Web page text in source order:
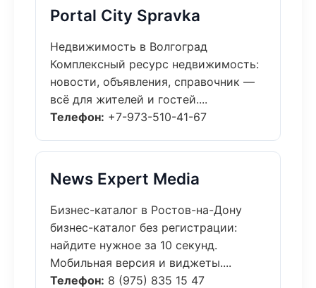
Portal City Spravka
Недвижимость в Волгоград
Комплексный ресурс недвижимость:
новости, объявления, справочник —
всё для жителей и гостей....
Телефон: +7-973-510-41-67
News Expert Media
Бизнес-каталог в Ростов-на-Дону
бизнес-каталог без регистрации:
найдите нужное за 10 секунд.
Мобильная версия и виджеты....
Телефон: 8 (975) 835 15 47